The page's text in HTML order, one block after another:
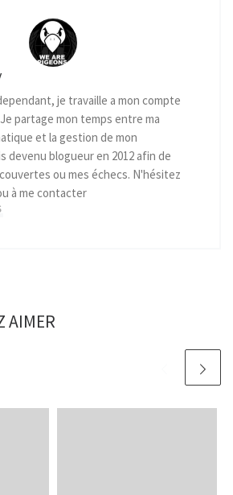
je travaille a mon compte
partage mon temps entre ma
et la gestion de mon
devenu blogueur en 2012 afin de
ou mes échecs. N'hésitez
à me contacter
AIMER